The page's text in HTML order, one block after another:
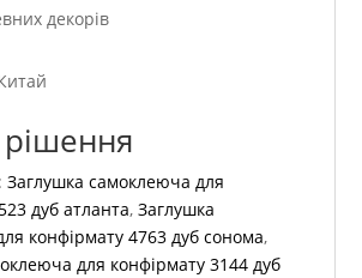
декорів
рішення
Заглушка самоклеюча для
дуб атланта,Заглушка
конфірмату 4763 дуб сонома,
для конфірмату 3144 дуб